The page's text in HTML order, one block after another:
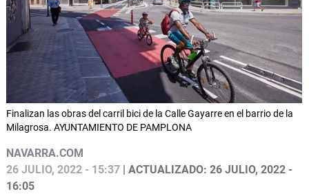
Finalizan las obras del carril bici de la Calle Gayarre en el barrio de la
Milagrosa. AYUNTAMIENTO DE PAMPLONA
NAVARRA.COM
26 JULIO, 2022 - 15:37 | ACTUALIZADO: 26 JULIO, 2022 -
16:05